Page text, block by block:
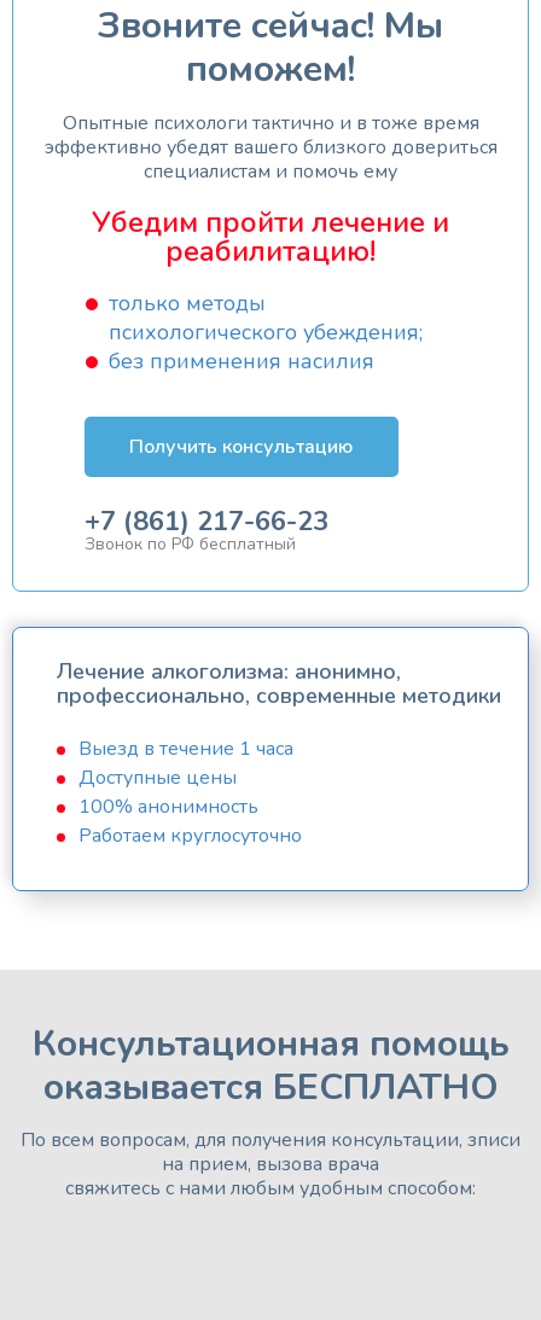
Звоните сейчас! Мы
поможем!
Опытные психологи тактично и в тоже время
эффективно убедят вашего близкого довериться
специалистам и помочь ему
Убедим пройти лечение и
реабилитацию!
только методы
психологического убеждения;
без применения насилия
Получить консультацию
+7 (861) 217-66-23
Звонок по РФ бесплатный
Лечение алкоголизма: анонимно,
профессионально, современные методики
Выезд в течение 1 часа
Доступные цены
100% анонимность
Работаем круглосуточно
Консультационная помощь
оказывается БЕСПЛАТНО
По всем вопросам, для получения консультации, зписи
на прием, вызова врача
свяжитесь с нами любым удобным способом: